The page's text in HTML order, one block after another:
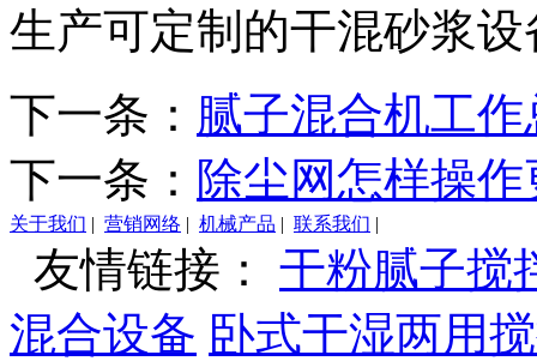
生产可定制的干混砂浆设
下一条： 腻子混合机工作
下一条： 除尘网怎样操
关于我们 | 营销网络 | 机械产品 | 联系我们 |
友情链接： 干粉腻子搅
混合设备 卧式干湿两用